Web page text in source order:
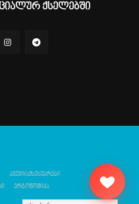
ქსელებში
ავეჯი/აქსესუარები
ერგონომიკა